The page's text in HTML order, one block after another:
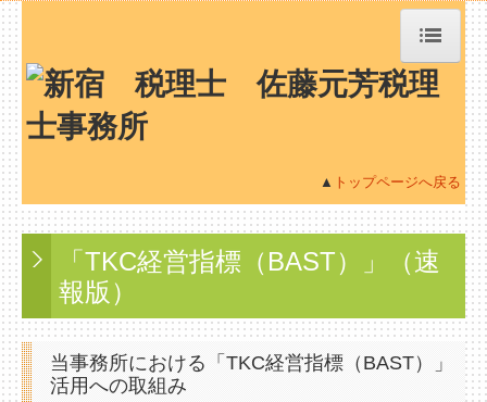
トップページ
社会福祉法人会計Q&A
社長メニューASP版
経営革新等支援機関とは
経営改善オンデマンド講座
▲ トップページへ戻る
「TKC経営指標（BAST）」
（速
報版）
当事務所における「TKC経営指標（BAST）」
活用への取組み